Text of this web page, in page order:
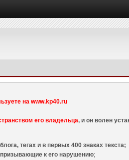
на www.kp40.ru
его владельца, и он волен
тегах и в первых 400 знаках текста;
к его нарушению;